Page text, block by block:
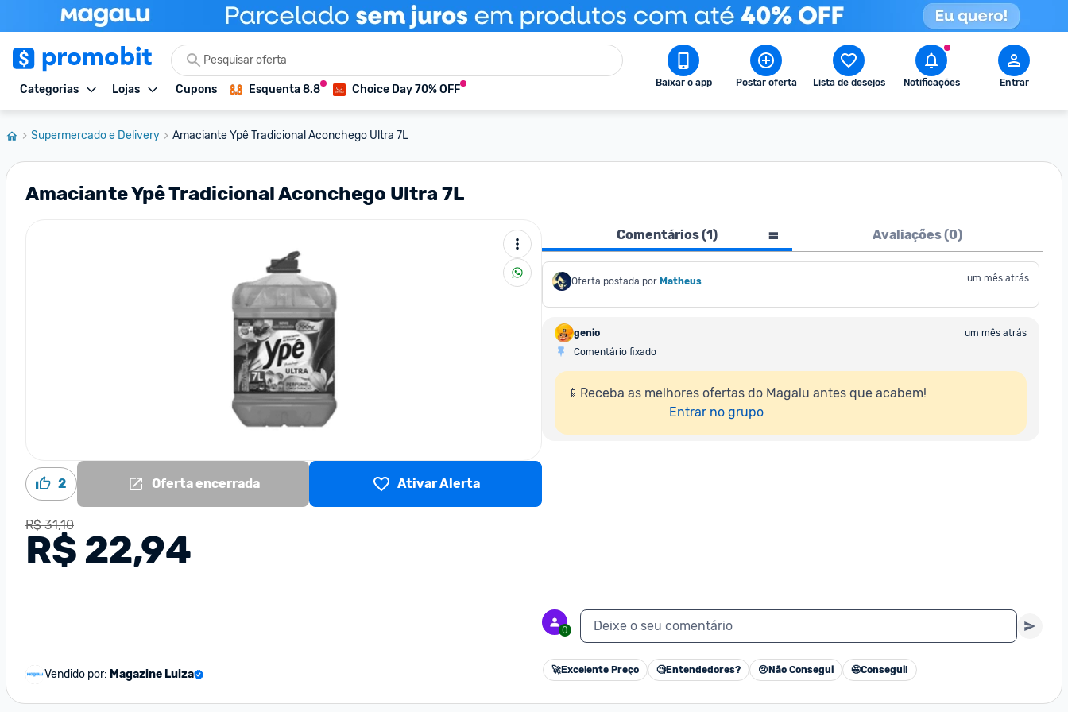
Categorias Lojas Cupons Esquenta 8.8 Choice Day 70% OFF Baixar o app Postar oferta Lista de desejos Notificações Entrar
Supermercado e Delivery Amaciante Ypê Tradicional Aconchego Ultra 7L
Amaciante Ypê Tradicional Aconchego Ultra 7L
2 Oferta encerrada Ativar Alerta
R$ 31,10
R$ 22,94
Vendido por: Magazine Luiza
Comentários (1) Avaliações (0)
Oferta postada por Matheus um mês atrás
genio
um mês atrás
Comentário fixado
📱Receba as melhores ofertas do Magalu antes que acabem!
Entrar no grupo
0 Deixe o seu comentário
🚀Excelente Preço 🧐Entendedores? 😢 Não Consegui 🤩Consegui!